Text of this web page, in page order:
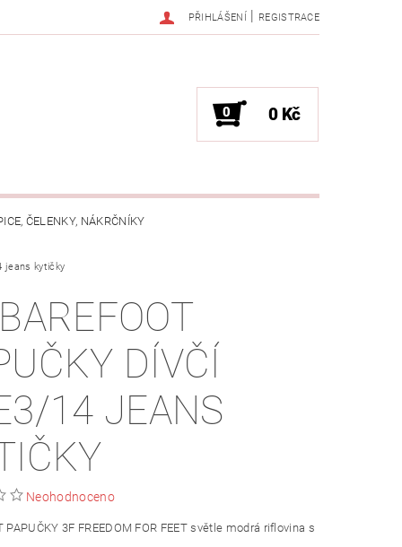
PŘIHLÁŠENÍ | REGISTRACE
0 0 Kč
ČELENKY, NÁKRČNÍKY
JAK VYBRAT SPRÁVNOU VELIKOST?
jeans kytičky
DÍVČÍ
14 JEANS
Neohodnoceno
PAPUČKY 3F FREEDOM FOR FEET světle modrá riflovina s